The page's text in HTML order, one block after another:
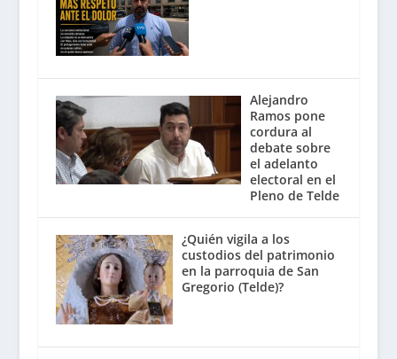
Alejandro
Ramos pone
cordura al
debate sobre
el adelanto
electoral en el
Pleno de Telde
¿Quién vigila a los
custodios del patrimonio
en la parroquia de San
Gregorio (Telde)?